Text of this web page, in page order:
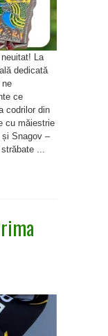
La
dedicată
ne
ce
codrilor din
cu măiestrie
Snagov –
...